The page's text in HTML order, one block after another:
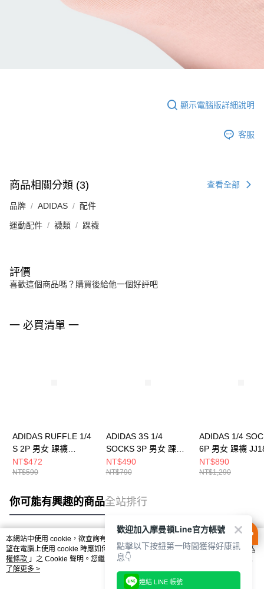
顯示電腦版詳細說明
客服
商品相關分類 (3) 查看全部
品牌 ADIDAS 配件
運動配件 襪類 踝襪
評價
喜歡這個商品嗎？購買後給他一個好評吧
一 必買清單 一
ADIDAS RUFFLE 1/4
S 2P 男女 踝襪
KD8367
NT$472
NT$590
ADIDAS 3S 1/4
SOCKS 3P 男女 踝襪
JV7426
NT$490
NT$790
ADIDAS 1/4
6P 男女 踝襪
NT$890
NT$1,290
你可能有興趣的商品全站排行
熱門標籤
本網站中使用 cookie，欲查詢有關本網站使用 cookie 方式之詳情，及若您不希
望在電腦上使用 cookie 時應如何變更電腦的 cookie 設定，請參閱本網站「
隱私
權條款 」之 Cookie 聲明。您繼續使用本網站即表示您同意本公司得按本網站使
用條款之 Cookie 聲明使用 cookie。
了解更多 >
歡迎加入摩曼頓Line官方帳號
點擊以下按鈕第一時間獲得好康訊
息👇
連結 LINE 帳號